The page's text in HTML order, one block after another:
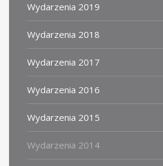
Wydarzenia 2019
Wydarzenia 2018
Wydarzenia 2017
Wydarzenia 2016
Wydarzenia 2015
Wydarzenia 2014